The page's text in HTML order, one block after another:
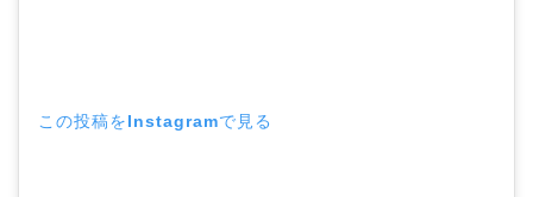
この投稿をInstagramで見る